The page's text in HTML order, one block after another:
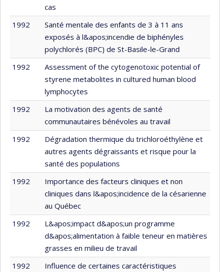
cas
1992
Santé mentale des enfants de 3 à 11 ans
exposés à l&apos;incendie de biphényles
polychlorés (BPC) de St-Basile-le-Grand
1992
Assessment of the cytogenotoxic potential of
styrene metabolites in cultured human blood
lymphocytes
1992
La motivation des agents de santé
communautaires bénévoles au travail
1992
Dégradation thermique du trichloroéthylène et
autres agents dégraissants et risque pour la
santé des populations
1992
Importance des facteurs cliniques et non
cliniques dans l&apos;incidence de la césarienne
au Québec
1992
L&apos;impact d&apos;un programme
d&apos;alimentation à faible teneur en matières
grasses en milieu de travail
1992
Influence de certaines caractéristiques